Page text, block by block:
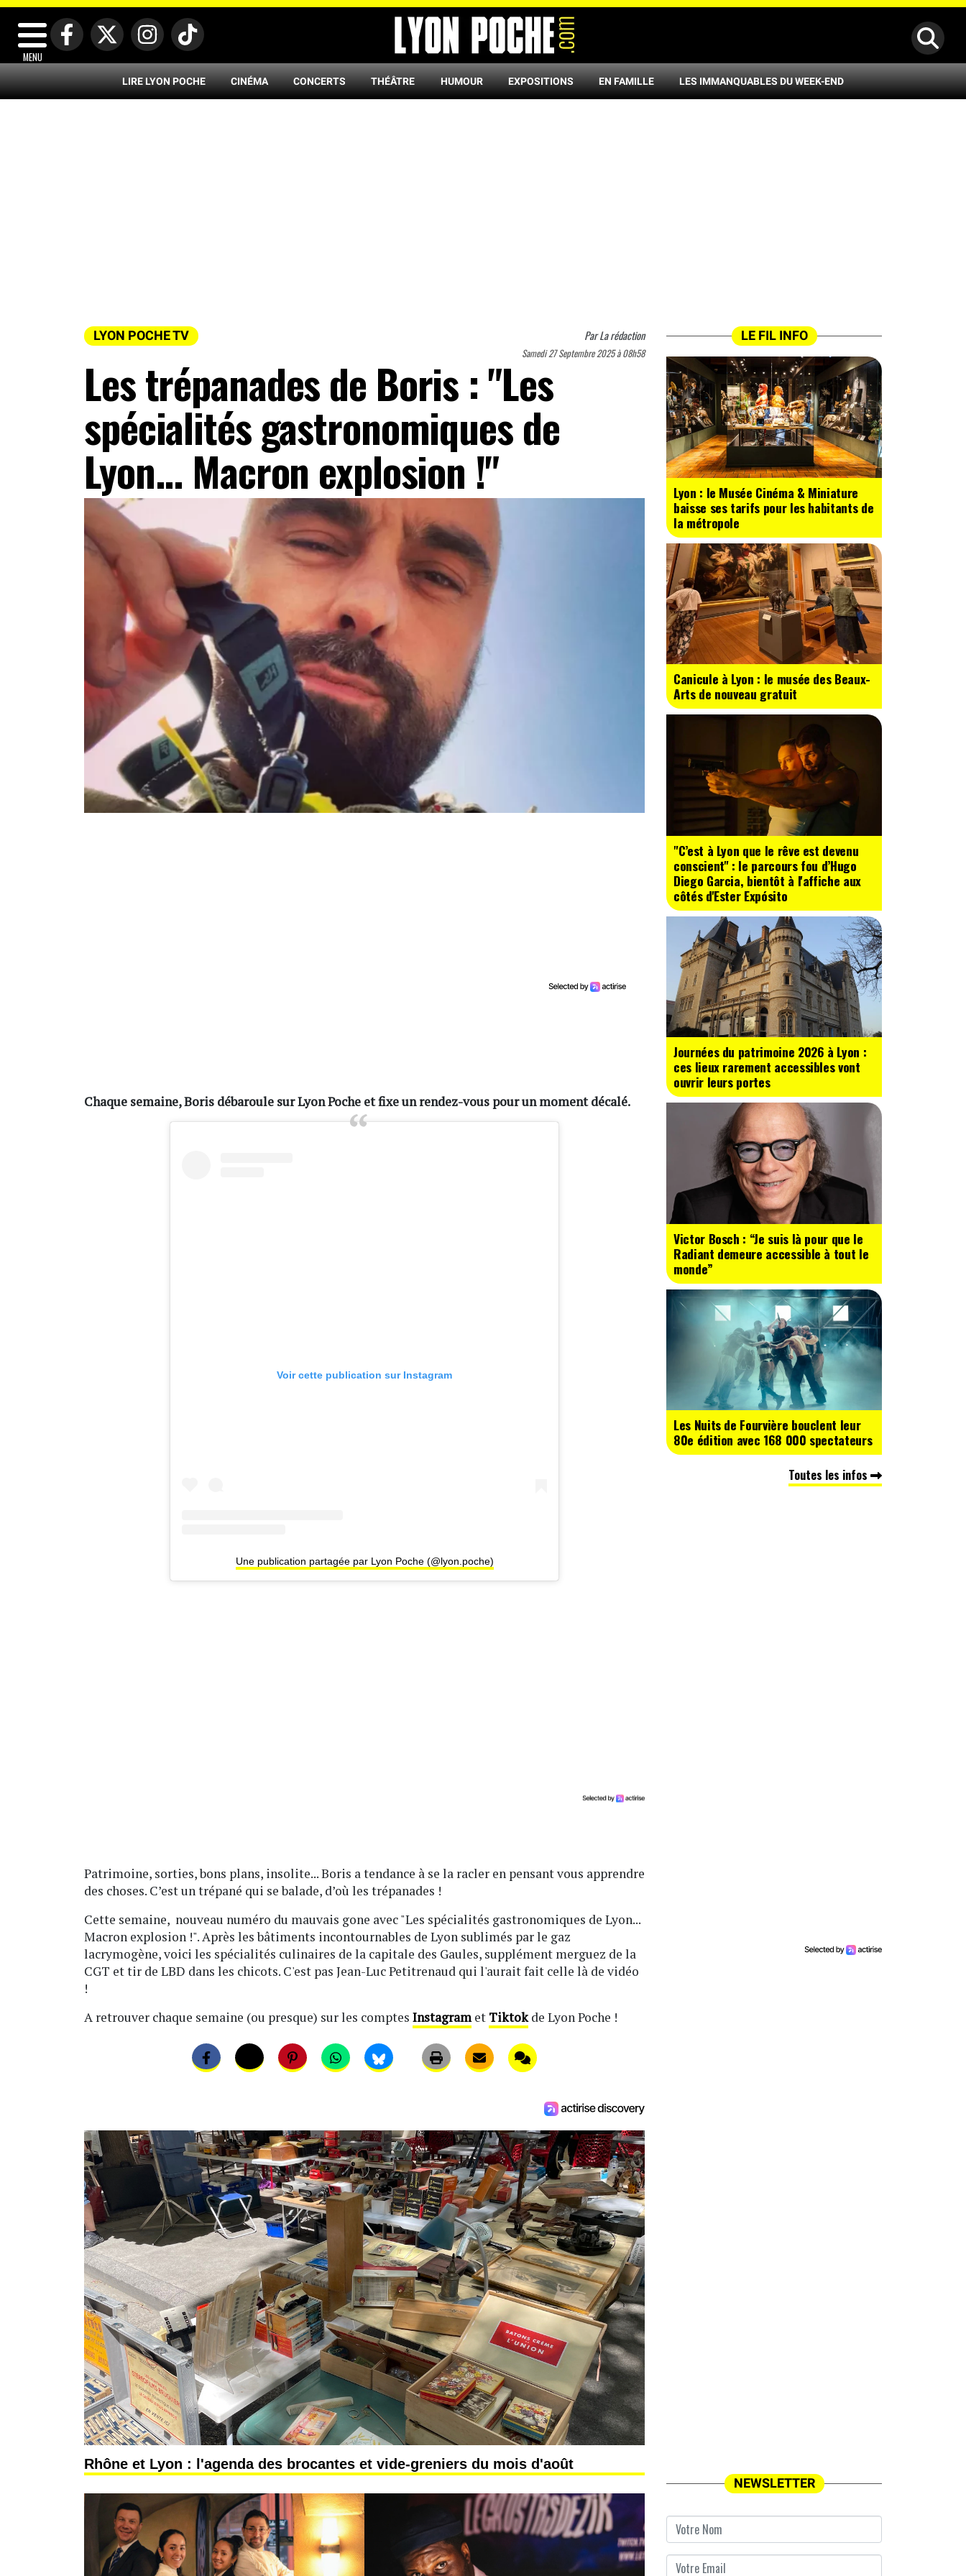
MENU
LIRE LYON POCHE CINÉMA CONCERTS THÉÂTRE HUMOUR EXPOSITIONS EN FAMILLE LES IMMANQUABLES DU WEEK-END
LYON POCHE TV ParLa rédaction
Samedi 27 Septembre 2025 à 08h58
Les trépanades de Boris : "Les
spécialités gastronomiques de
Lyon... Macron explosion !"
Chaque semaine, Boris débaroule sur Lyon Poche et fixe un rendez-vous pour un moment décalé.
Voir cette publication sur Instagram
Une publication partagée par Lyon Poche (@lyon.poche)
Patrimoine, sorties, bons plans, insolite... Boris a tendance à se la racler en pensant vous apprendre
des choses. C’est un trépané qui se balade, d’où les trépanades !
Cette semaine, nouveau numéro du mauvais gone avec "Les spécialités gastronomiques de Lyon...
Macron explosion !". Après les bâtiments incontournables de Lyon sublimés par le gaz
lacrymogène, voici les spécialités culinaires de la capitale des Gaules, supplément merguez de la
CGT et tir de LBD dans les chicots. C'est pas Jean-Luc Petitrenaud qui l'aurait fait celle là de vidéo
!
A retrouver chaque semaine (ou presque) sur les comptes Instagramet Tiktokde Lyon Poche !
Rhône et Lyon : l'agenda des brocantes et vide-greniers du mois d'août
LE FIL INFO
Lyon : le Musée Cinéma & Miniature
baisse ses tarifs pour les habitants de
la métropole
Canicule à Lyon : le musée des Beaux-
Arts de nouveau gratuit
"C’est à Lyon que le rêve est devenu
conscient" : le parcours fou d’Hugo
Diego Garcia, bientôt à l'affiche aux
côtés d'Ester Expósito
Journées du patrimoine 2026 à Lyon :
ces lieux rarement accessibles vont
ouvrir leurs portes
Victor Bosch : “Je suis là pour que le
Radiant demeure accessible à tout le
monde”
Les Nuits de Fourvière bouclent leur
80e édition avec 168 000 spectateurs
Toutes les infos
NEWSLETTER